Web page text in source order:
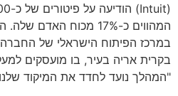
המהווים כ-17% מכוח
במרכז הפיתוח הישראלי של
"המהלך נועד לחדד את המיקוד